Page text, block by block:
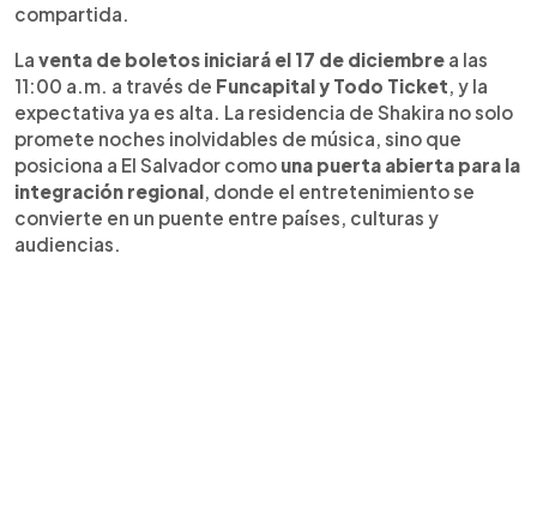
compartida.
La venta de boletos iniciará el 17 de diciembre a las
11:00 a.m. a través de Funcapital y Todo Ticket, y la
expectativa ya es alta. La residencia de Shakira no solo
promete noches inolvidables de música, sino que
posiciona a El Salvador como una puerta abierta para la
integración regional, donde el entretenimiento se
convierte en un puente entre países, culturas y
audiencias.